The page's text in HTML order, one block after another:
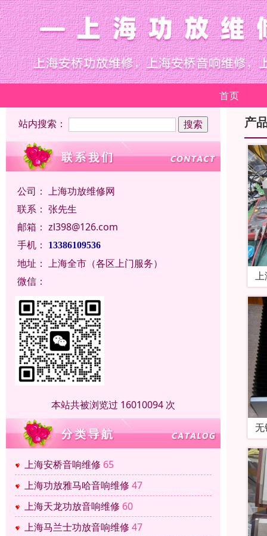
首页
站内搜索：
公司： 上海功放维修网
联系： 张先生
邮箱： zl398@126.com
手机：
13386109536
地址： 上海全市（各区上门服务）
微信：
本站共被浏览过 16010094 次
上海安桥音响维修 65
上海功放雅马哈音响维修 47
上海天龙功放音响维修 60
上海马兰士功放音响维修 47
产
上
无